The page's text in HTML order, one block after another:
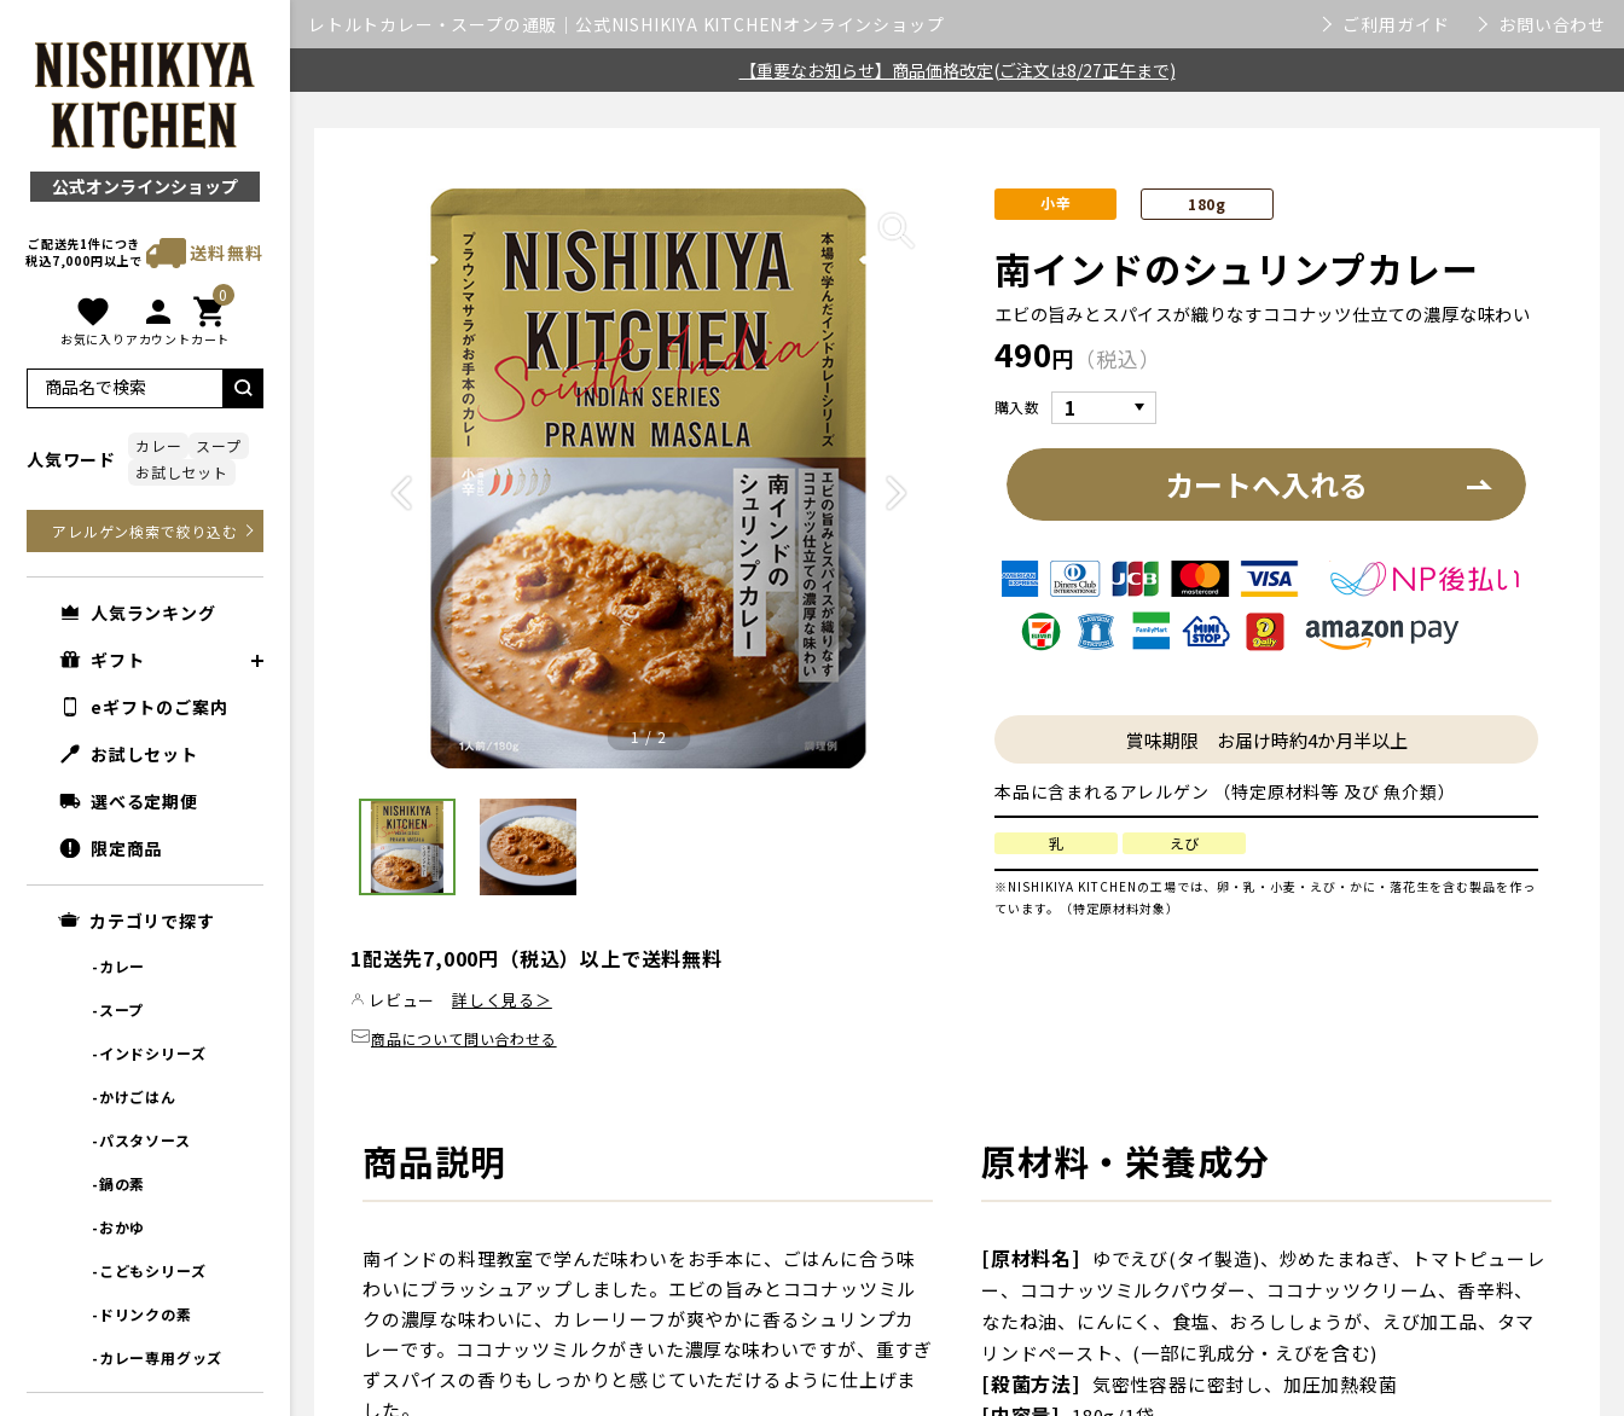
公式オンラインショップ
ご配送先1件につき
税込7,000円以上で
送料無料
favorite
お気に入り
person
アカウント
0
shopping_cart
カート
人気ワード
カレー
スープ
お試しセット
アレルゲン検索で絞り込む
人気ランキング
ギフト
eギフトのご案内
お試しセット
選べる定期便
限定商品
カテゴリで探す
-カレー
-スープ
-インドシリーズ
-かけごはん
-パスタソース
-鍋の素
-おかゆ
-こどもシリーズ
-ドリンクの素
-カレー専用グッズ
レトルトカレー・スープの通販｜公式NISHIKIYA KITCHENオンラインショップ ご利用ガイド
お問い合わせ
【重要なお知らせ】商品価格改定(ご注文は8/27正午まで)
1/2
1配送先7,000円（税込）以上で送料無料
レビュー 詳しく見る＞
商品について問い合わせる
小辛 180g
南インドのシュリンプカレー
エビの旨みとスパイスが織りなすココナッツ仕立ての濃厚な味わい
490円 税込
購入数
カートへ入れる
賞味期限 お届け時約4か月半以上
本品に含まれるアレルゲン （特定原材料等 及び 魚介類）
乳 えび
※NISHIKIYA KITCHENの工場では、卵・乳・小麦・えび・かに・落花生を含む製品を作っ
ています。（特定原材料対象）
商品説明
南インドの料理教室で学んだ味わいをお手本に、ごはんに合う味
わいにブラッシュアップしました。エビの旨みとココナッツミル
クの濃厚な味わいに、カレーリーフが爽やかに香るシュリンプカ
レーです。ココナッツミルクがきいた濃厚な味わいですが、重すぎ
ずスパイスの香りもしっかりと感じていただけるように仕上げま
した。
原材料・栄養成分
[原材料名]
ゆでえび(タイ製造)、炒めたまねぎ、トマトピューレ
ー、ココナッツミルクパウダー、ココナッツクリーム、香辛料、
なたね油、にんにく、食塩、おろししょうが、えび加工品、タマ
リンドペースト、(一部に乳成分・えびを含む)
[殺菌方法] 気密性容器に密封し、加圧加熱殺菌